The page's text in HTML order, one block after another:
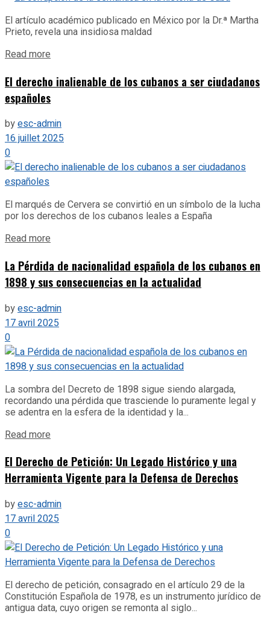
El artículo académico publicado en México por la Dr.ª Martha
Prieto, revela una insidiosa maldad
Read more
El derecho inalienable de los cubanos a ser ciudadanos
españoles
byesc-admin
16 juillet 2025
0
El marqués de Cervera se convirtió en un símbolo de la lucha
por los derechos de los cubanos leales a España
Read more
La Pérdida de nacionalidad española de los cubanos en
1898 y sus consecuencias en la actualidad
byesc-admin
17 avril 2025
0
La sombra del Decreto de 1898 sigue siendo alargada,
recordando una pérdida que trasciende lo puramente legal y
se adentra en la esfera de la identidad y la...
Read more
El Derecho de Petición: Un Legado Histórico y una
Herramienta Vigente para la Defensa de Derechos
byesc-admin
17 avril 2025
0
El derecho de petición, consagrado en el artículo 29 de la
Constitución Española de 1978, es un instrumento jurídico de
antigua data, cuyo origen se remonta al siglo...